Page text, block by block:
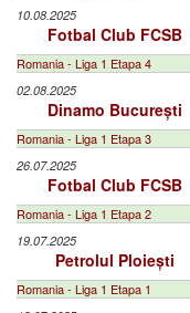
10.08.2025
Fotbal Club FCSB
Romania - Liga 1 Etapa 4
02.08.2025
Dinamo București
Romania - Liga 1 Etapa 3
26.07.2025
Fotbal Club FCSB
Romania - Liga 1 Etapa 2
19.07.2025
Petrolul Ploiești
Romania - Liga 1 Etapa 1